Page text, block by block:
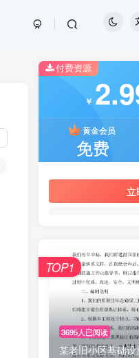
付费资源
￥
黄金会员
免费
立
3695人已阅读
某老旧小区基础
TOP1